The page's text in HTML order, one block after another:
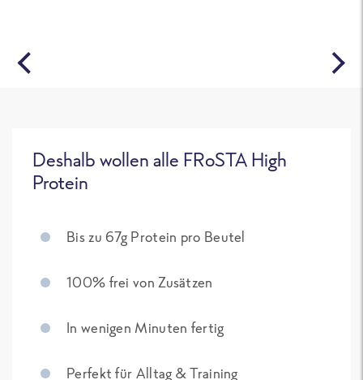
Deshalb wollen alle FRoSTA High
Protein
Bis zu 67g Protein pro Beutel
100% frei von Zusätzen
In wenigen Minuten fertig
Perfekt für Alltag & Training